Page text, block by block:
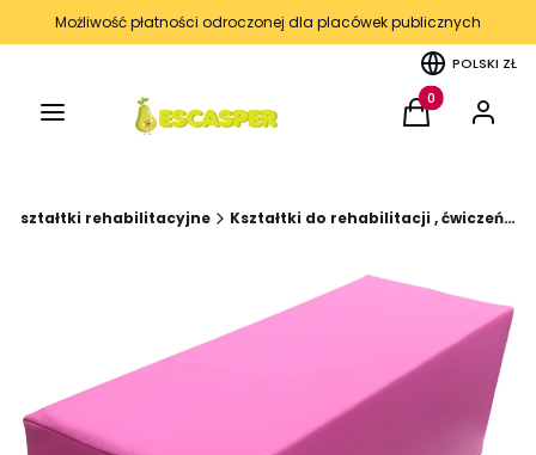
Możliwość płatności odroczonej dla placówek publicznych
POLSKI ZŁ
Menu Produkty w
Koszyk Zaloguj
Kształtki rehabilitacyjne Kształtki do rehabilitacji , ćwiczeń ruchowych, klocki piankowe(Różne kształty)